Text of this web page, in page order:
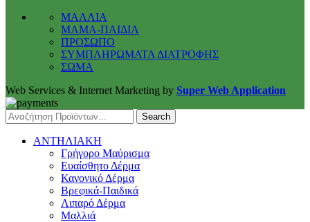
ΜΑΛΛΙΑ
ΜΑΜΑ-ΠΑΙΔΙΑ
ΠΡΟΣΩΠΟ
ΣΥΜΠΛΗΡΩΜΑΤΑ ΔΙΑΤΡΟΦΗΣ
ΣΩΜΑ
Web Services & Internet Marketing by Super Web Application
Search
ΑΝΤΗΛΙΑΚΗ
Γρήγορο Μαύρισμα
Ευαίσθητο Δέρμα
Κανονικό Δέρμα
Βρεφικά-Παιδικά
Λιπαρό Δέρμα
Μαλλιά